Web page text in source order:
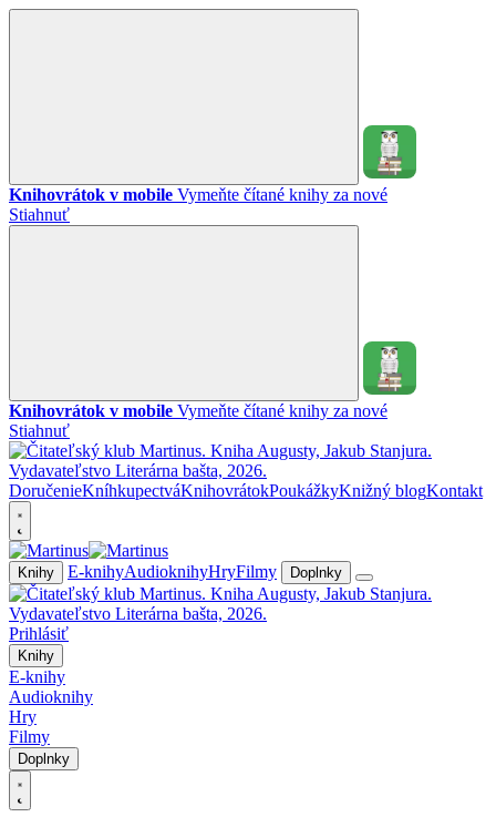
Knihovrátok v mobile Vymeňte čítané knihy za nové
Stiahnuť
Knihovrátok v mobile Vymeňte čítané knihy za nové
Stiahnuť
DoručenieKníhkupectváKnihovrátokPoukážkyKnižný blogKontakt
Knihy E-knihyAudioknihyHryFilmy Doplnky
Prihlásiť
Knihy
E-knihy
Audioknihy
Hry
Filmy
Doplnky